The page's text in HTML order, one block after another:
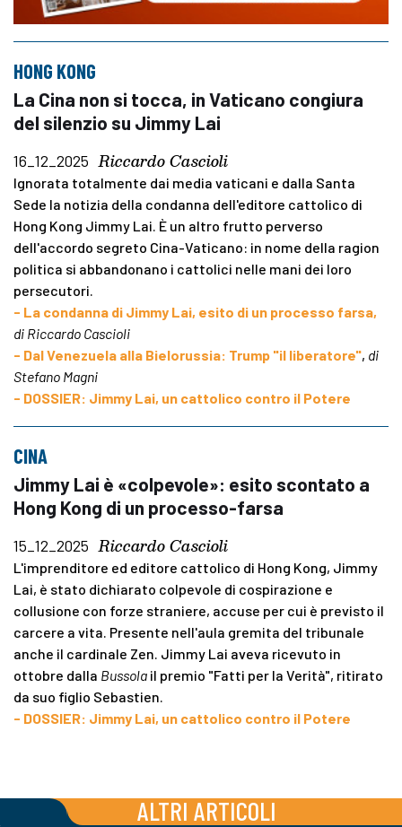
HONG KONG
La Cina non si tocca, in Vaticano congiura
del silenzio su Jimmy Lai
16_12_2025 Riccardo Cascioli
Ignorata totalmente dai media vaticani e dalla Santa
Sede la notizia della condanna dell'editore cattolico di
Hong Kong Jimmy Lai. È un altro frutto perverso
dell'accordo segreto Cina-Vaticano: in nome della ragion
politica si abbandonano i cattolici nelle mani dei loro
persecutori.
- La condanna di Jimmy Lai, esito di un processo farsa,
di Riccardo Cascioli
- Dal Venezuela alla Bielorussia: Trump "il liberatore", di
Stefano Magni
- DOSSIER: Jimmy Lai, un cattolico contro il Potere
CINA
Jimmy Lai è «colpevole»: esito scontato a
Hong Kong di un processo-farsa
15_12_2025 Riccardo Cascioli
L'imprenditore ed editore cattolico di Hong Kong, Jimmy
Lai, è stato dichiarato colpevole di cospirazione e
collusione con forze straniere, accuse per cui è previsto il
carcere a vita. Presente nell'aula gremita del tribunale
anche il cardinale Zen. Jimmy Lai aveva ricevuto in
ottobre dalla Bussola il premio "Fatti per la Verità", ritirato
da suo figlio Sebastien.
- DOSSIER: Jimmy Lai, un cattolico contro il Potere
ALTRI ARTICOLI